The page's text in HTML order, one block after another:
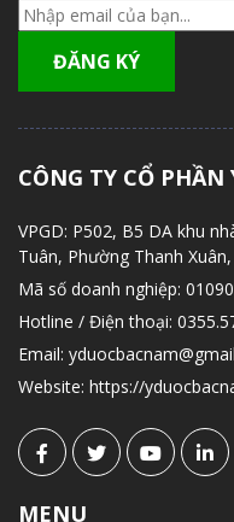
CÔNG TY CỔ
VPGD: P502, B5 DA khu
Tuân, Phường Thanh
Mã số doanh nghiệp:
Hotline / Điện thoại:
Email:
Website: https://
MENU